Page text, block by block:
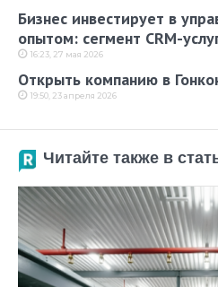
Бизнес инвестирует в
опытом: сегмент CRM-
16:23, 27 мая 2026
Открыть компанию в
19:50, 23 апреля 2026
Читайте также в